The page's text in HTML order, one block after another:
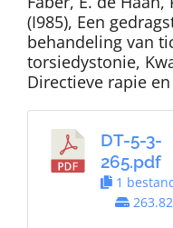
(I985), Een
behandeling van
torsiedystonie,
Directieve rapie
DT-5-3-
265.pdf
1